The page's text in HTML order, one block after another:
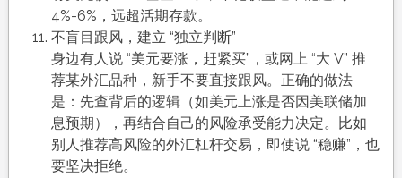
4%-6%，远超活期存款。​
不盲目跟风，建立 “独立判断”​
身边有人说 “美元要涨，赶紧买”，或网上 “大 V” 推
荐某外汇品种，新手不要直接跟风。正确的做法
是：先查背后的逻辑（如美元上涨是否因美联储加
息预期），再结合自己的风险承受能力决定。比如
别人推荐高风险的外汇杠杆交易，即使说 “稳赚”，也
要坚决拒绝。​